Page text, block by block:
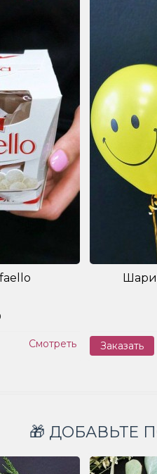
Смотреть Заказать
🎁 ДОБАВЬТЕ